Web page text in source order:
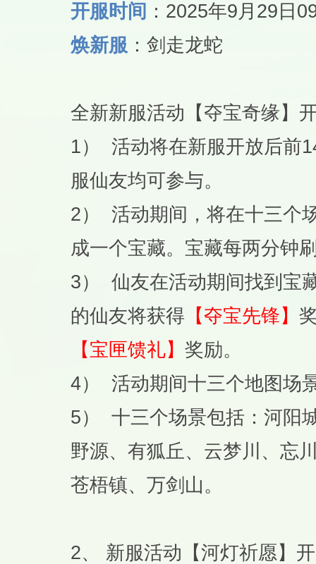
开服时间 ：2025年9月29日
焕新服 ：剑走龙蛇
全新新服活动【夺宝奇缘】
1） 活动将在新服开放后前
服仙友均可参与。
2） 活动期间，将在十三个
成一个宝藏。宝藏每两分钟
3） 仙友在活动期间找到宝
的仙友将获得 【夺宝先锋】
【宝匣馈礼】 奖励。
4） 活动期间十三个地图场
5） 十三个场景包括：河阳
野源、有狐丘、云梦川、忘
苍梧镇、万剑山。
2、 新服活动【河灯祈愿】